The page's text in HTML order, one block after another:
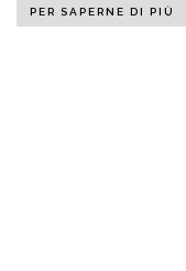
PER SAPERNE DI PIÙ